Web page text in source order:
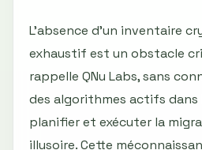
L’absence d’un inventaire
exhaustif est un obstacle
rappelle QNu Labs, sans
des algorithmes actifs dans
planifier et exécuter la
illusoire. Cette